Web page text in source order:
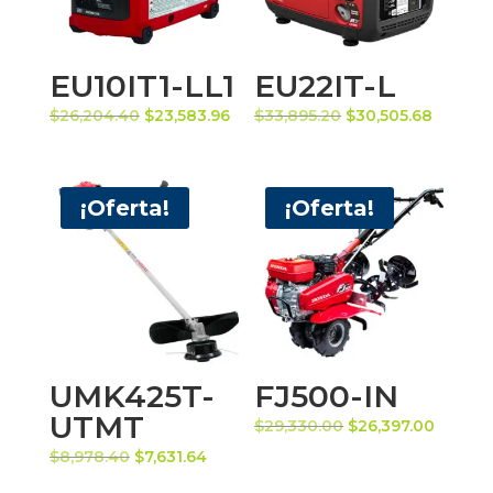
EU10IT1-LL1
$26,204.40 El
era:
$26,204.40.
$23,583.96El
$23,583.96.
EU22IT-L
$33,895.20 El
era:
$33,895.20.
$30,505.68
es:
¡Oferta!
UMK425T-
UTMT
$8,978.40 El
$7,631.64El
¡Oferta!
FJ500-IN
$29,330.00 El
$26,397.00